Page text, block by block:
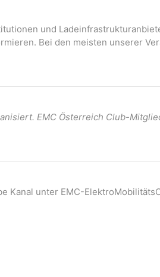
und
Bei den meisten unserer
EMC Österreich Club-
Kanal unter EMC-